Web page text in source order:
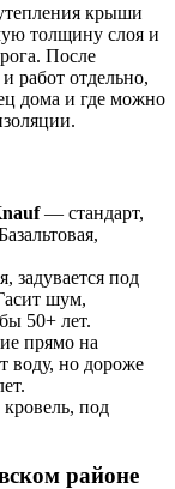
крыши
толщину слоя и
После
работ отдельно,
дома и где можно
— стандарт,
задувается под
шум,
50+ лет.
прямо на
воду, но дороже
под
районе